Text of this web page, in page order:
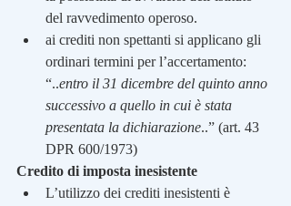
del ravvedimento operoso.
ai crediti non spettanti si applicano gli
ordinari termini per l’accertamento:
“..entro il 31 dicembre del quinto anno
successivo a quello in cui è stata
presentata la dichiarazione..” (art. 43
DPR 600/1973)
Credito di imposta inesistente
L’utilizzo dei crediti inesistenti è